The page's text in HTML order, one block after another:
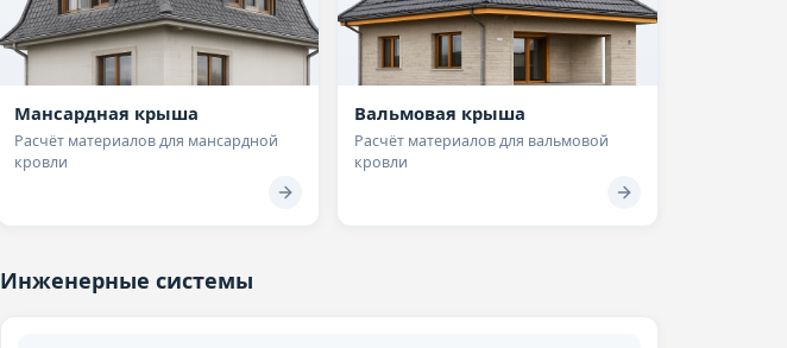
Мансардная крыша
Расчёт материалов для мансардной
кровли
Вальмовая крыша
Расчёт материалов для вальмовой
кровли
Инженерные системы